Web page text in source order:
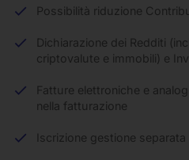
Possibilità riduzione
Dichiarazione dei Redditi
criptovalute e immobili) e
Fatture elettroniche e
nella fatturazione
Iscrizione gestione separata